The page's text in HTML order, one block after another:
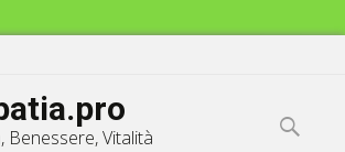
Benessere, Vitalità
content
Ricerca
per: